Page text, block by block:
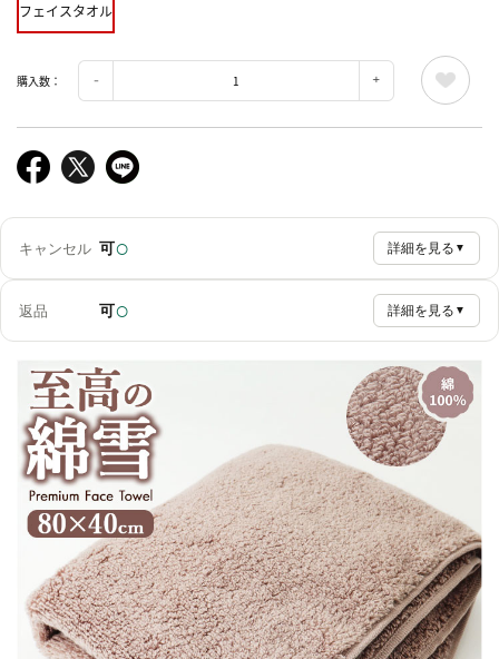
フェイスタオル
購入数：
キャンセル 可○ 詳細を見る ▼
返品 可○ 詳細を見る ▼